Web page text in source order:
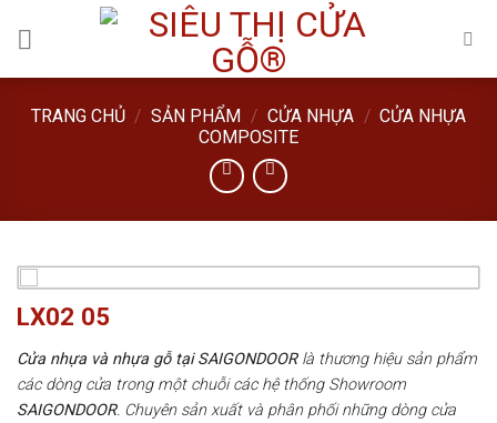
TRANG CHỦ / SẢN PHẨM / CỬA NHỰA / CỬA NHỰA
COMPOSITE
LX02 05
Cửa nhựa và nhựa gỗ tại SAIGONDOORlà thương hiệu sản phẩm
các dòng cửa trong một chuỗi các hệ thống Showroom
SAIGONDOOR. Chuyên sản xuất và phân phối những dòng cửa